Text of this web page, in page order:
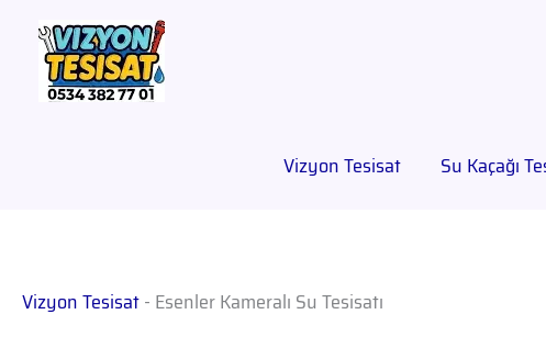
Vizyon Tesisat Su Kaçağı
Vizyon Tesisat- Esenler Kameralı Su Tesisatı